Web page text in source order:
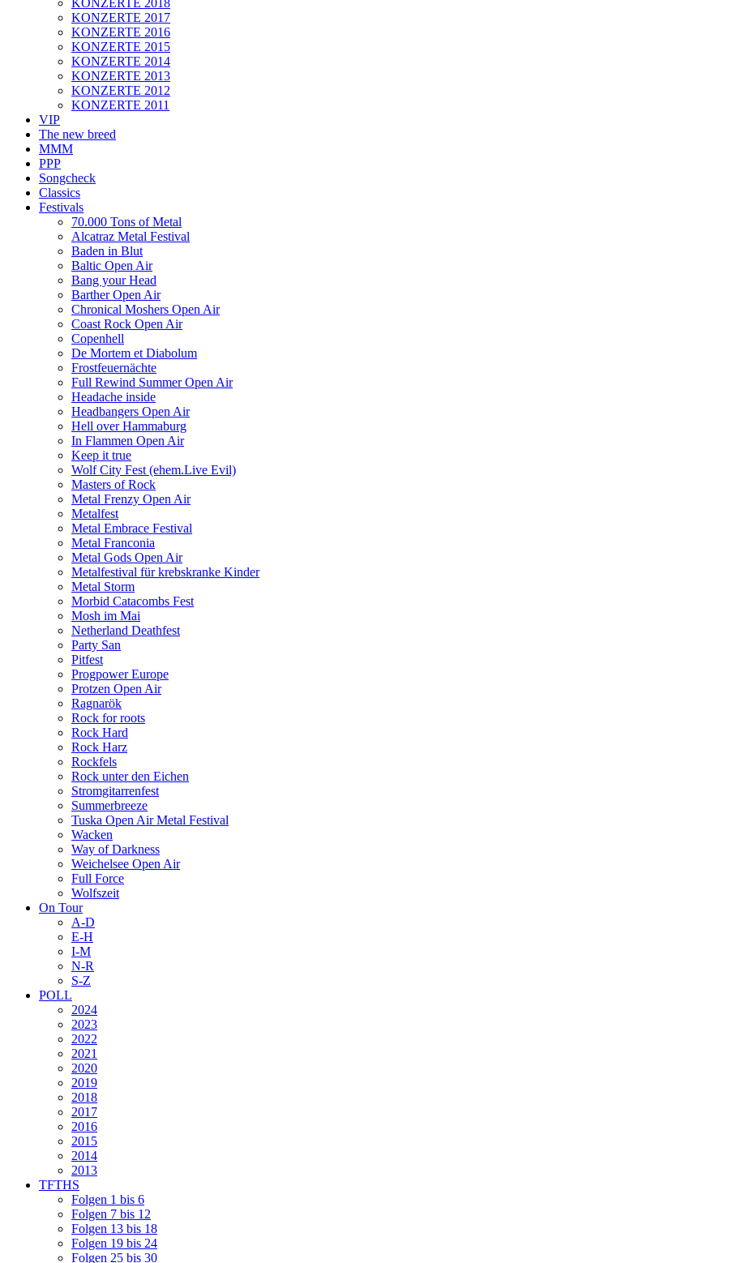
KONZERTE 2018
KONZERTE 2017
KONZERTE 2016
KONZERTE 2015
KONZERTE 2014
KONZERTE 2013
KONZERTE 2012
KONZERTE 2011
VIP
The new breed
MMM
PPP
Songcheck
Classics
Festivals
70.000 Tons of Metal
Alcatraz Metal Festival
Baden in Blut
Baltic Open Air
Bang your Head
Barther Open Air
Chronical Moshers Open Air
Coast Rock Open Air
Copenhell
De Mortem et Diabolum
Frostfeuernächte
Full Rewind Summer Open Air
Headache inside
Headbangers Open Air
Hell over Hammaburg
In Flammen Open Air
Keep it true
Wolf City Fest (ehem.Live Evil)
Masters of Rock
Metal Frenzy Open Air
Metalfest
Metal Embrace Festival
Metal Franconia
Metal Gods Open Air
Metalfestival für krebskranke Kinder
Metal Storm
Morbid Catacombs Fest
Mosh im Mai
Netherland Deathfest
Party San
Pitfest
Progpower Europe
Protzen Open Air
Ragnarök
Rock for roots
Rock Hard
Rock Harz
Rockfels
Rock unter den Eichen
Stromgitarrenfest
Summerbreeze
Tuska Open Air Metal Festival
Wacken
Way of Darkness
Weichelsee Open Air
Full Force
Wolfszeit
On Tour
A-D
E-H
I-M
N-R
S-Z
POLL
2024
2023
2022
2021
2020
2019
2018
2017
2016
2015
2014
2013
TFTHS
Folgen 1 bis 6
Folgen 7 bis 12
Folgen 13 bis 18
Folgen 19 bis 24
Folgen 25 bis 30